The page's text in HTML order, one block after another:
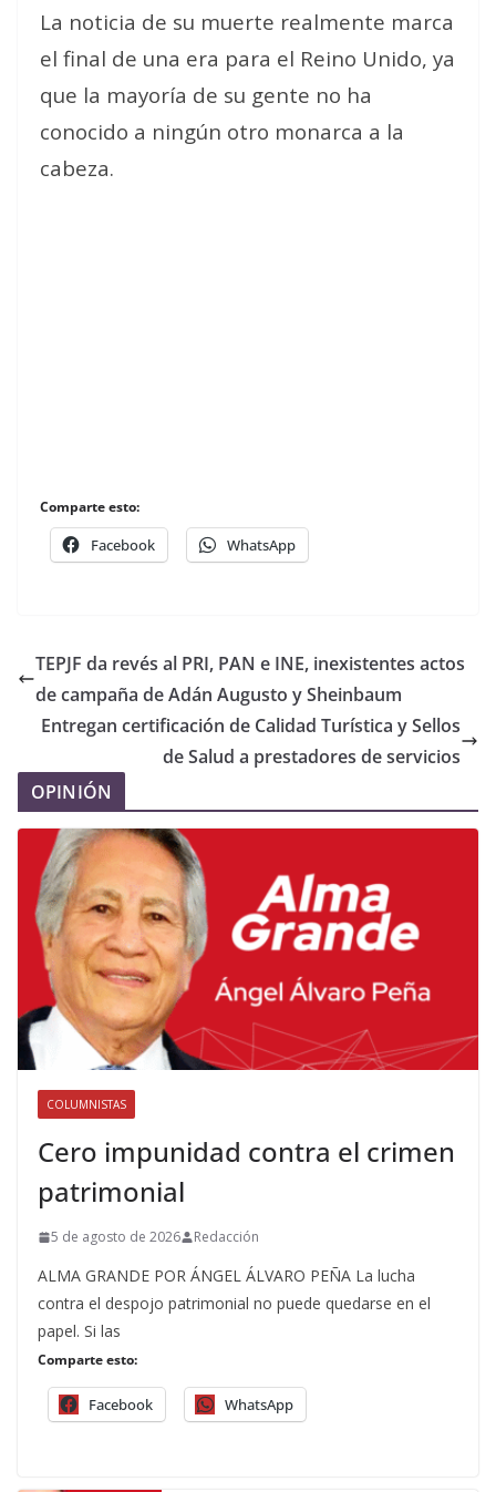
La noticia de su muerte realmente marca
el final de una era para el Reino Unido, ya
que la mayoría de su gente no ha
conocido a ningún otro monarca a la
cabeza.
Comparte esto:
Facebook WhatsApp
TEPJF da revés al PRI, PAN e INE, inexistentes actos
de campaña de Adán Augusto y Sheinbaum
Entregan certificación de Calidad Turística y Sellos
de Salud a prestadores de servicios
OPINIÓN
COLUMNISTAS
Cero impunidad contra el crimen
patrimonial
5 de agosto de 2026 Redacción
ALMA GRANDE POR ÁNGEL ÁLVARO PEÑA La lucha
contra el despojo patrimonial no puede quedarse en el
papel. Si las
Comparte esto:
Facebook WhatsApp